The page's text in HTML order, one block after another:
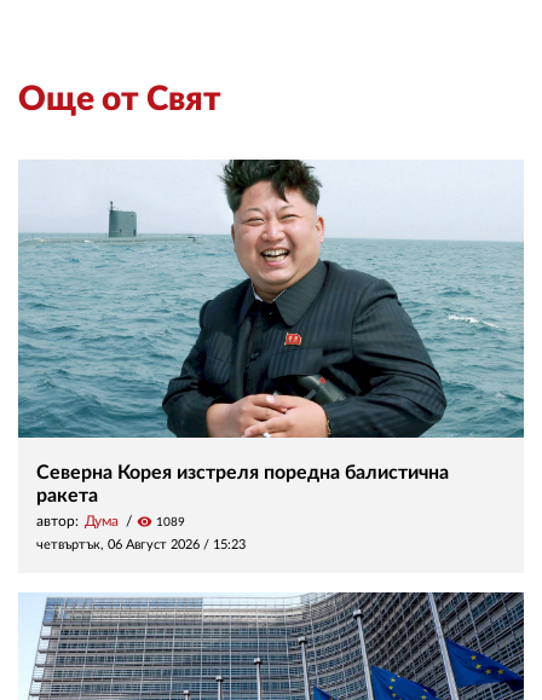
Още от Свят
Северна Корея изстреля поредна балистична
ракета
автор: Дума visibility 1089
четвъртък, 06 Август 2026 / 15:23